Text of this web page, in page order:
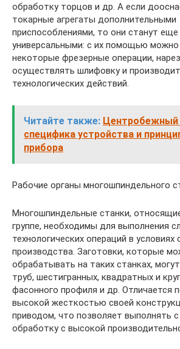
обработку торцов и др. А если
токарные агрегаты дополнительными
приспособлениями, то они станут еще
универсальными: с их помощью
некоторые фрезерные операции,
осуществлять шлифовку и
технологических действий.
Читайте также: Центробежный
специфика устройства и
прибора
Рабочие органы многошпиндельного
Многошпиндельные станки,
группе, необходимы для выполнения
технологических операций в условиях
производства. Заготовки, которые
обрабатывать на таких станках,
труб, шестигранных, квадратных и
фасонного профиля и др. Отличается
высокой жесткостью своей
приводом, что позволяет выполнять
обработку с высокой